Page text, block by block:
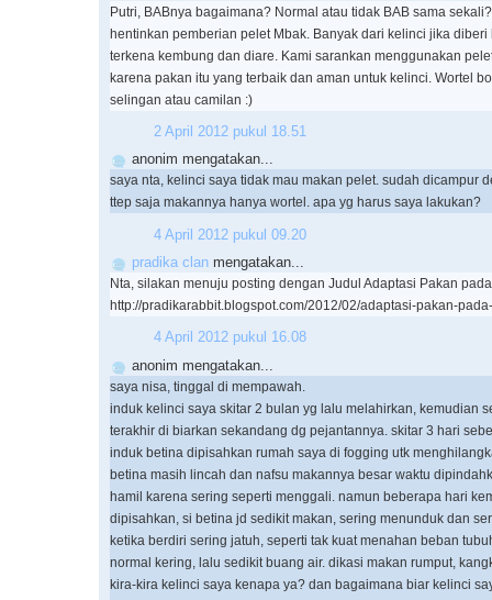
Putri, BABnya bagaimana? Normal atau tidak BAB sama
hentinkan pemberian pelet Mbak. Banyak dari kelinci jika
terkena kembung dan diare. Kami sarankan menggunakan
karena pakan itu yang terbaik dan aman untuk kelinci. Wortel
selingan atau camilan :)
2 April 2012 pukul 18.51
anonim mengatakan...
saya nta, kelinci saya tidak mau makan pelet. sudah dicampur
ttep saja makannya hanya wortel. apa yg harus saya lakukan?
4 April 2012 pukul 09.20
pradika clan mengatakan...
Nta, silakan menuju posting dengan Judul Adaptasi Pakan
http://pradikarabbit.blogspot.com/2012/02/adaptasi-pakan-
4 April 2012 pukul 16.08
anonim mengatakan...
saya nisa, tinggal di mempawah.
induk kelinci saya skitar 2 bulan yg lalu melahirkan, kemudian
terakhir di biarkan sekandang dg pejantannya. skitar 3 hari
induk betina dipisahkan rumah saya di fogging utk
betina masih lincah dan nafsu makannya besar waktu
hamil karena sering seperti menggali. namun beberapa hari
dipisahkan, si betina jd sedikit makan, sering menunduk dan
ketika berdiri sering jatuh, seperti tak kuat menahan beban
normal kering, lalu sedikit buang air. dikasi makan rumput,
kira-kira kelinci saya kenapa ya? dan bagaimana biar kelinci